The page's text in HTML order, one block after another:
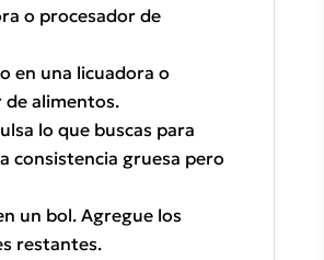
o procesador de
en una licuadora o
de alimentos.
lo que buscas para
consistencia gruesa pero
un bol. Agregue los
restantes.